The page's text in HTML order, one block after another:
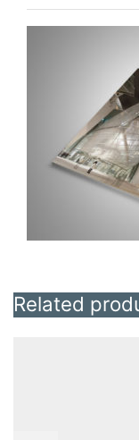
Related